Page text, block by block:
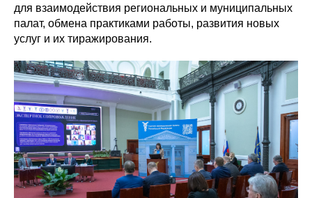
для взаимодействия региональных и муниципальных
палат, обмена практиками работы, развития новых
услуг и их тиражирования.